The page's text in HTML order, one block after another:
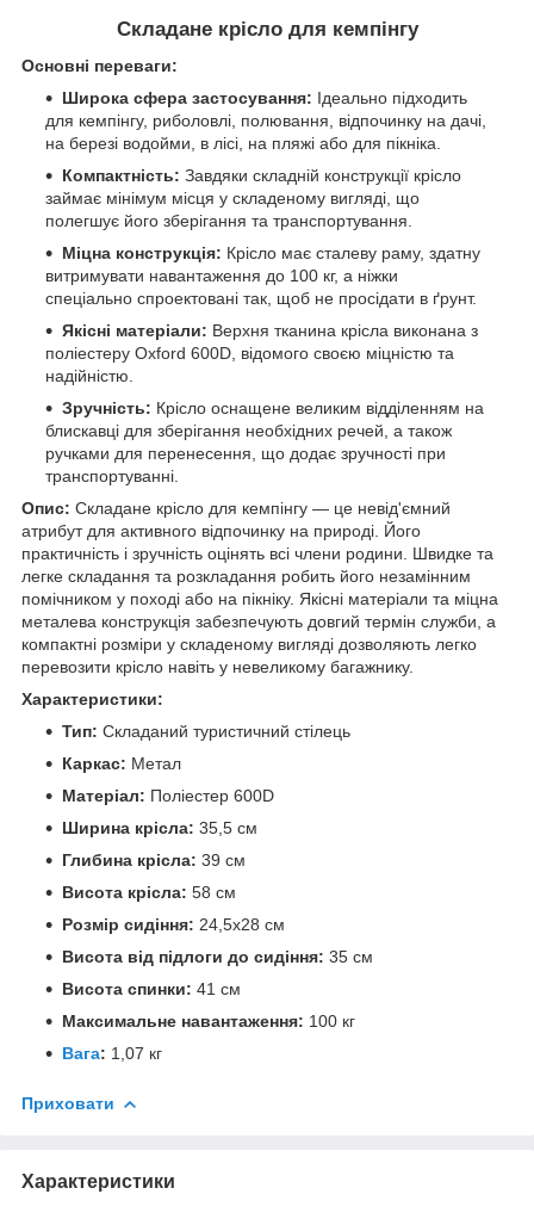
Складане крісло для кемпінгу
Основні переваги:
Широка сфера застосування: Ідеально підходить
для кемпінгу, риболовлі, полювання, відпочинку на дачі,
на березі водойми, в лісі, на пляжі або для пікніка.
Компактність: Завдяки складній конструкції крісло
займає мінімум місця у складеному вигляді, що
полегшує його зберігання та транспортування.
Міцна конструкція: Крісло має сталеву раму, здатну
витримувати навантаження до 100 кг, а ніжки
спеціально спроектовані так, щоб не просідати в ґрунт.
Якісні матеріали: Верхня тканина крісла виконана з
поліестеру Oxford 600D, відомого своєю міцністю та
надійністю.
Зручність: Крісло оснащене великим відділенням на
блискавці для зберігання необхідних речей, а також
ручками для перенесення, що додає зручності при
транспортуванні.
Опис: Складане крісло для кемпінгу — це невід'ємний
атрибут для активного відпочинку на природі. Його
практичність і зручність оцінять всі члени родини. Швидке та
легке складання та розкладання робить його незамінним
помічником у поході або на пікніку. Якісні матеріали та міцна
металева конструкція забезпечують довгий термін служби, а
компактні розміри у складеному вигляді дозволяють легко
перевозити крісло навіть у невеликому багажнику.
Характеристики:
Тип: Складаний туристичний стілець
Каркас: Метал
Матеріал: Поліестер 600D
Ширина крісла: 35,5 см
Глибина крісла: 39 см
Висота крісла: 58 см
Розмір сидіння: 24,5х28 см
Висота від підлоги до сидіння: 35 см
Висота спинки: 41 см
Максимальне навантаження: 100 кг
Вага: 1,07 кг
Приховати
Характеристики